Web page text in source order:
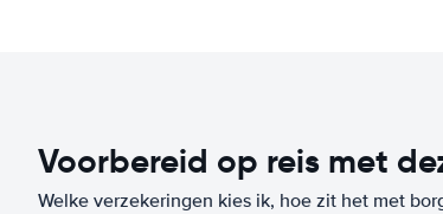
Voorbereid op reis met
Welke verzekeringen kies ik, hoe zit het met